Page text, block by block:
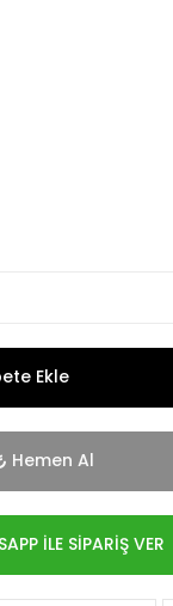
Ekle
Hemen Al
İLE SİPARİŞ VER